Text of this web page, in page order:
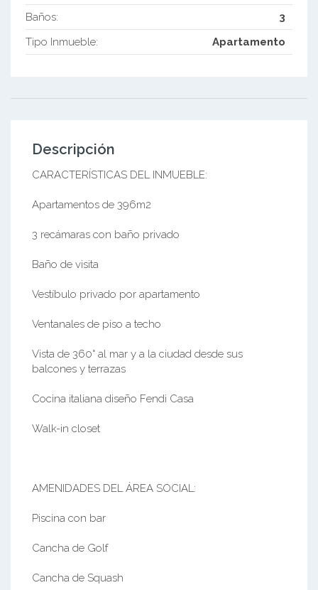
Baños:
3
Tipo Inmueble:
Apartamento
Descripción
CARACTERÍSTICAS DEL INMUEBLE:
Apartamentos de 396m2
3 recámaras con baño privado
Baño de visita
Vestíbulo privado por apartamento
Ventanales de piso a techo
Vista de 360° al mar y a la ciudad desde sus
balcones y terrazas
Cocina italiana diseño Fendi Casa
Walk-in closet
AMENIDADES DEL ÁREA SOCIAL:
Piscina con bar
Cancha de Golf
Cancha de Squash